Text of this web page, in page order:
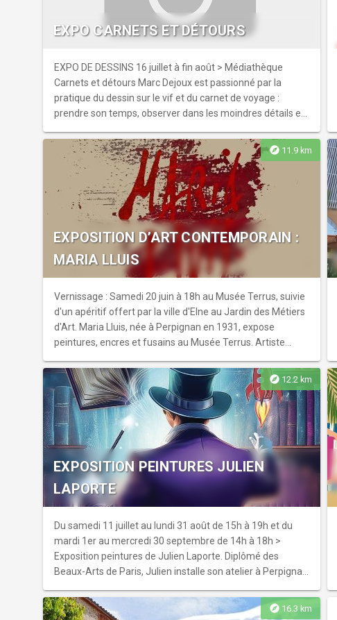
EXPO CARNETS ET DÉTOURS
EXPO DE DESSINS 16 juillet à fin août > Médiathèque
Carnets et détours Marc Dejoux est passionné par la
pratique du dessin sur le vif et du carnet de voyage :
prendre son temps, observer dans les moindres détails et
explore 11.9 km
EXPOSITION D’ART CONTEMPORAIN :
MARIA LLUIS
Vernissage : Samedi 20 juin à 18h au Musée Terrus, suivie
d'un apéritif offert par la ville d'Elne au Jardin des Métiers
d'Art. Maria Lluis, née à Perpignan en 1931, expose
peintures, encres et fusains au Musée Terrus. Artiste
de la peinture catalane méditerranéenne.
explore 12.2 km
EXPOSITION PEINTURES JULIEN
LAPORTE
Du samedi 11 juillet au lundi 31 août de 15h à 19h et du
mardi 1er au mercredi 30 septembre de 14h à 18h >
Exposition peintures de Julien Laporte. Diplômé des
Beaux-Arts de Paris, Julien installe son atelier à Perpignan
explore 16.3 km